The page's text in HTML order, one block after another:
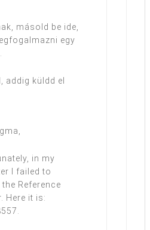
másold be ide,
egy
addig küldd el
in my
I failed to
Reference
Here it is: